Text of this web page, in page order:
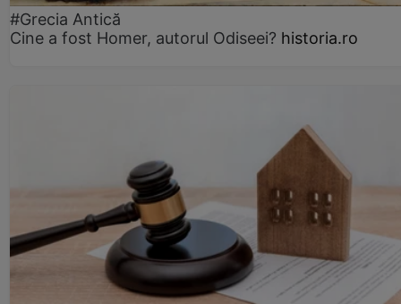
#Grecia Antică
Cine a fost Homer, autorul Odiseei? historia.ro